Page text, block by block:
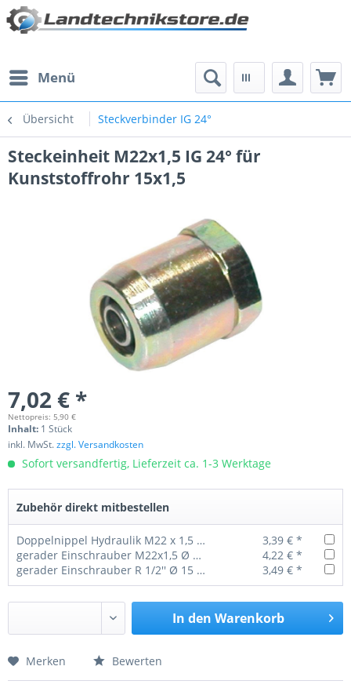
Menü
Übersicht Steckverbinder IG 24°
Steckeinheit M22x1,5 IG 24° für
Kunststoffrohr 15x1,5
7,02 € *
Nettopreis: 5,90 €
Inhalt: 1 Stück
inkl. MwSt.zzgl. Versandkosten
Sofort versandfertig, Lieferzeit ca. 1-3 Werktage
Zubehör direkt mitbestellen
Doppelnippel Hydraulik M22 x 1,5 L15
3,39 € *
gerader Einschrauber M22x1,5 Ø 15 mm
4,22 € *
gerader Einschrauber R 1/2'' Ø 15 mm
3,49 € *
In den Warenkorb
Preis anfragen
Merken Bewerten